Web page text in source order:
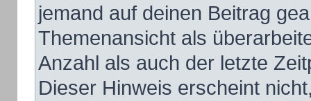
jemand auf deinen Beitrag
Themenansicht als
Anzahl als auch der letzte
Dieser Hinweis erscheint